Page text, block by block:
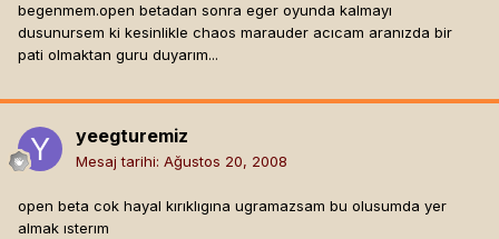
begenmem.open betadan sonra eger oyunda kalmayı
dusunursem ki kesinlikle chaos marauder acıcam aranızda bir
pati olmaktan guru duyarım...
yeegturemiz
Mesaj tarihi: Ağustos 20, 2008
open beta cok hayal kırıklıgına ugramazsam bu olusumda yer
almak ısterım